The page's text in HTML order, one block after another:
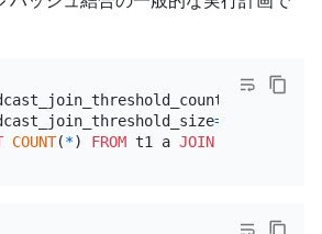
=
COUNT(*) FROM t1 a JOIN t1 b